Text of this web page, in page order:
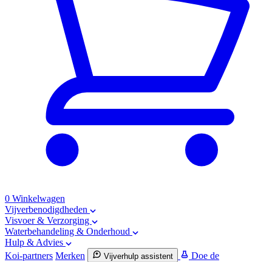
0 Winkelwagen
Vijverbenodigdheden
Visvoer & Verzorging
Waterbehandeling & Onderhoud
Hulp & Advies
Koi-partners Merken Vijverhulp assistent
Doe de